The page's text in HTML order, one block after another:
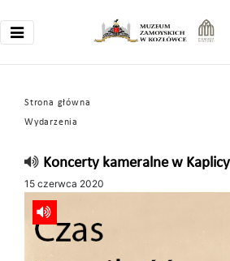
Strona główna
Wydarzenia
Koncerty kameralne w
15 czerwca 2020